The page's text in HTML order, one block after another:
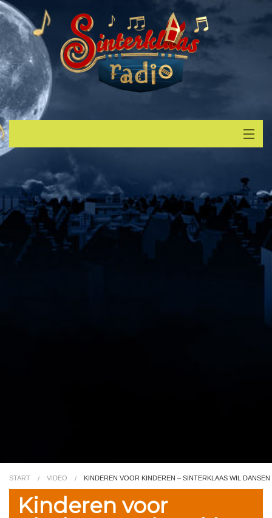
Luisteren
Muziek
Verzoek
START VIDEO KINDEREN VOOR KINDEREN – SINTERKLAAS WIL DANSEN
Kinderen voor